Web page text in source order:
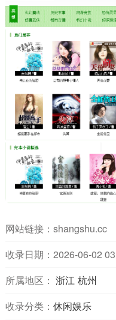
网站链接： shangshu.cc
收录日期：2026-06-02
所属地区： 浙江 杭州
收录分类： 休闲娱乐